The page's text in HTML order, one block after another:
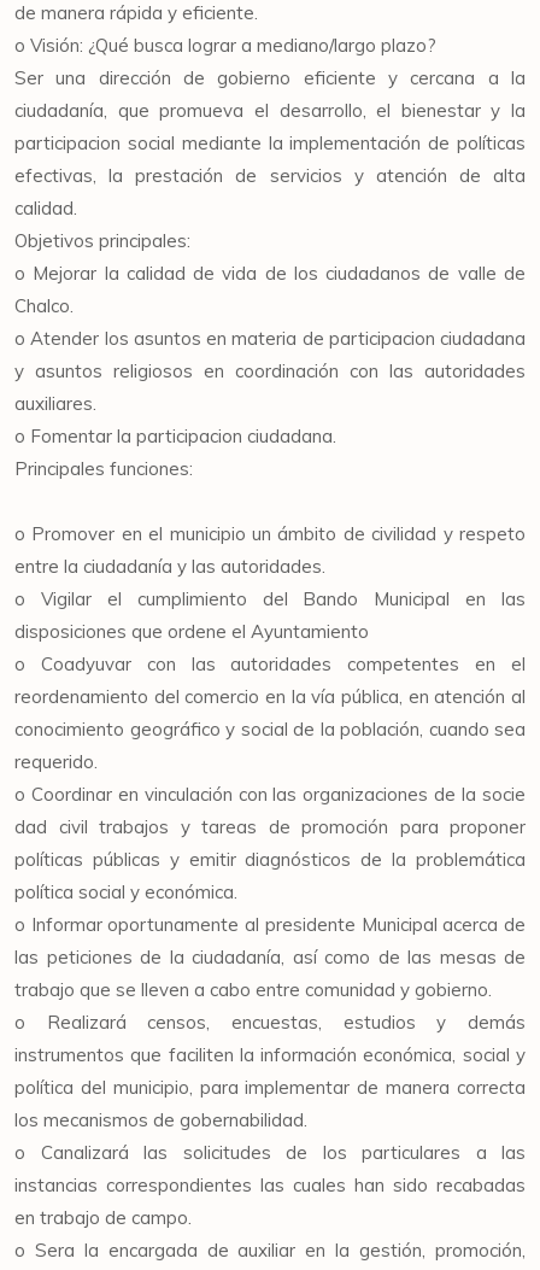
de manera rápida y eficiente.
o Visión: ¿Qué busca lograr a mediano/largo plazo?
Ser una dirección de gobierno eficiente y cercana a la
ciudadanía, que promueva el desarrollo, el bienestar y la
participacion social mediante la implementación de políticas
efectivas, la prestación de servicios y atención de alta
calidad.
Objetivos principales:
o Mejorar la calidad de vida de los ciudadanos de valle de
Chalco.
o Atender los asuntos en materia de participacion ciudadana
y asuntos religiosos en coordinación con las autoridades
auxiliares.
o Fomentar la participacion ciudadana.
Principales funciones:
o Promover en el municipio un ámbito de civilidad y respeto
entre la ciudadanía y las autoridades.
o Vigilar el cumplimiento del Bando Municipal en las
disposiciones que ordene el Ayuntamiento
o Coadyuvar con las autoridades competentes en el
reordenamiento del comercio en la vía pública, en atención al
conocimiento geográfico y social de la población, cuando sea
requerido.
o Coordinar en vinculación con las organizaciones de la socie
dad civil trabajos y tareas de promoción para proponer
políticas públicas y emitir diagnósticos de la problemática
política social y económica.
o Informar oportunamente al presidente Municipal acerca de
las peticiones de la ciudadanía, así como de las mesas de
trabajo que se lleven a cabo entre comunidad y gobierno.
o Realizará censos, encuestas, estudios y demás
instrumentos que faciliten la información económica, social y
política del municipio, para implementar de manera correcta
los mecanismos de gobernabilidad.
o Canalizará las solicitudes de los particulares a las
instancias correspondientes las cuales han sido recabadas
en trabajo de campo.
o Sera la encargada de auxiliar en la gestión, promoción,